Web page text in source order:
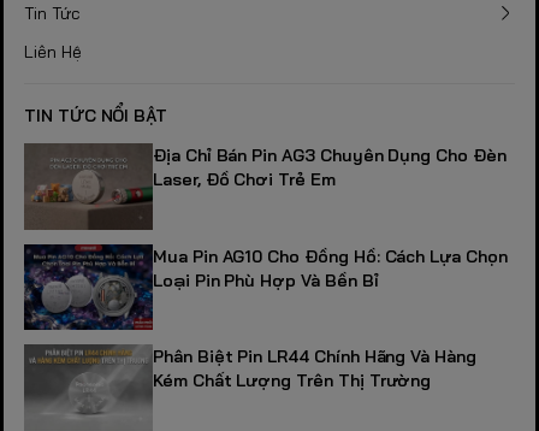
Tin Tức
Liên Hệ
TIN TỨC NỔI BẬT
Địa Chỉ Bán Pin AG3 Chuyên Dụng Cho Đèn
Laser, Đồ Chơi Trẻ Em
Mua Pin AG10 Cho Đồng Hồ: Cách Lựa Chọn
Loại Pin Phù Hợp Và Bền Bỉ
Phân Biệt Pin LR44 Chính Hãng Và Hàng
Kém Chất Lượng Trên Thị Trường